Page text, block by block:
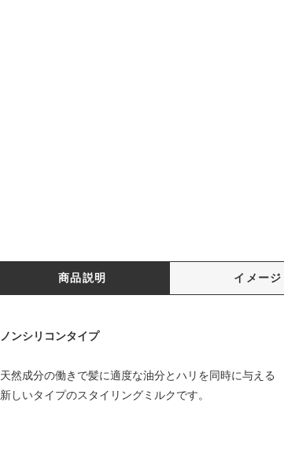
商品説明 イメージ
ノンシリコンタイプ
天然成分の働きで髪に適度な油分とハリを同時に与える
新しいタイプのスタイリングミルクです。